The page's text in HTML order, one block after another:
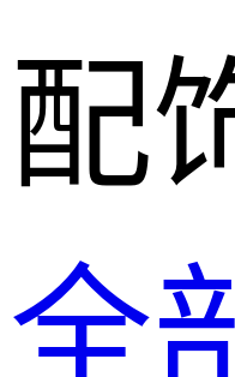
配
全